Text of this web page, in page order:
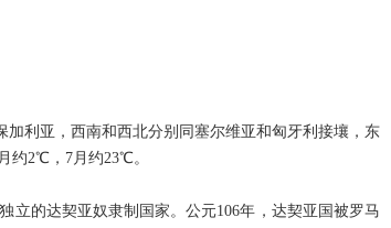
加利亚，西南和西北分别同塞尔维亚和匈牙利接壤，东
约2℃，7月约23℃。
立的达契亚奴隶制国家。公元106年，达契亚国被罗马